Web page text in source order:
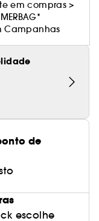
em compras >
Campanhas
de
escolhe